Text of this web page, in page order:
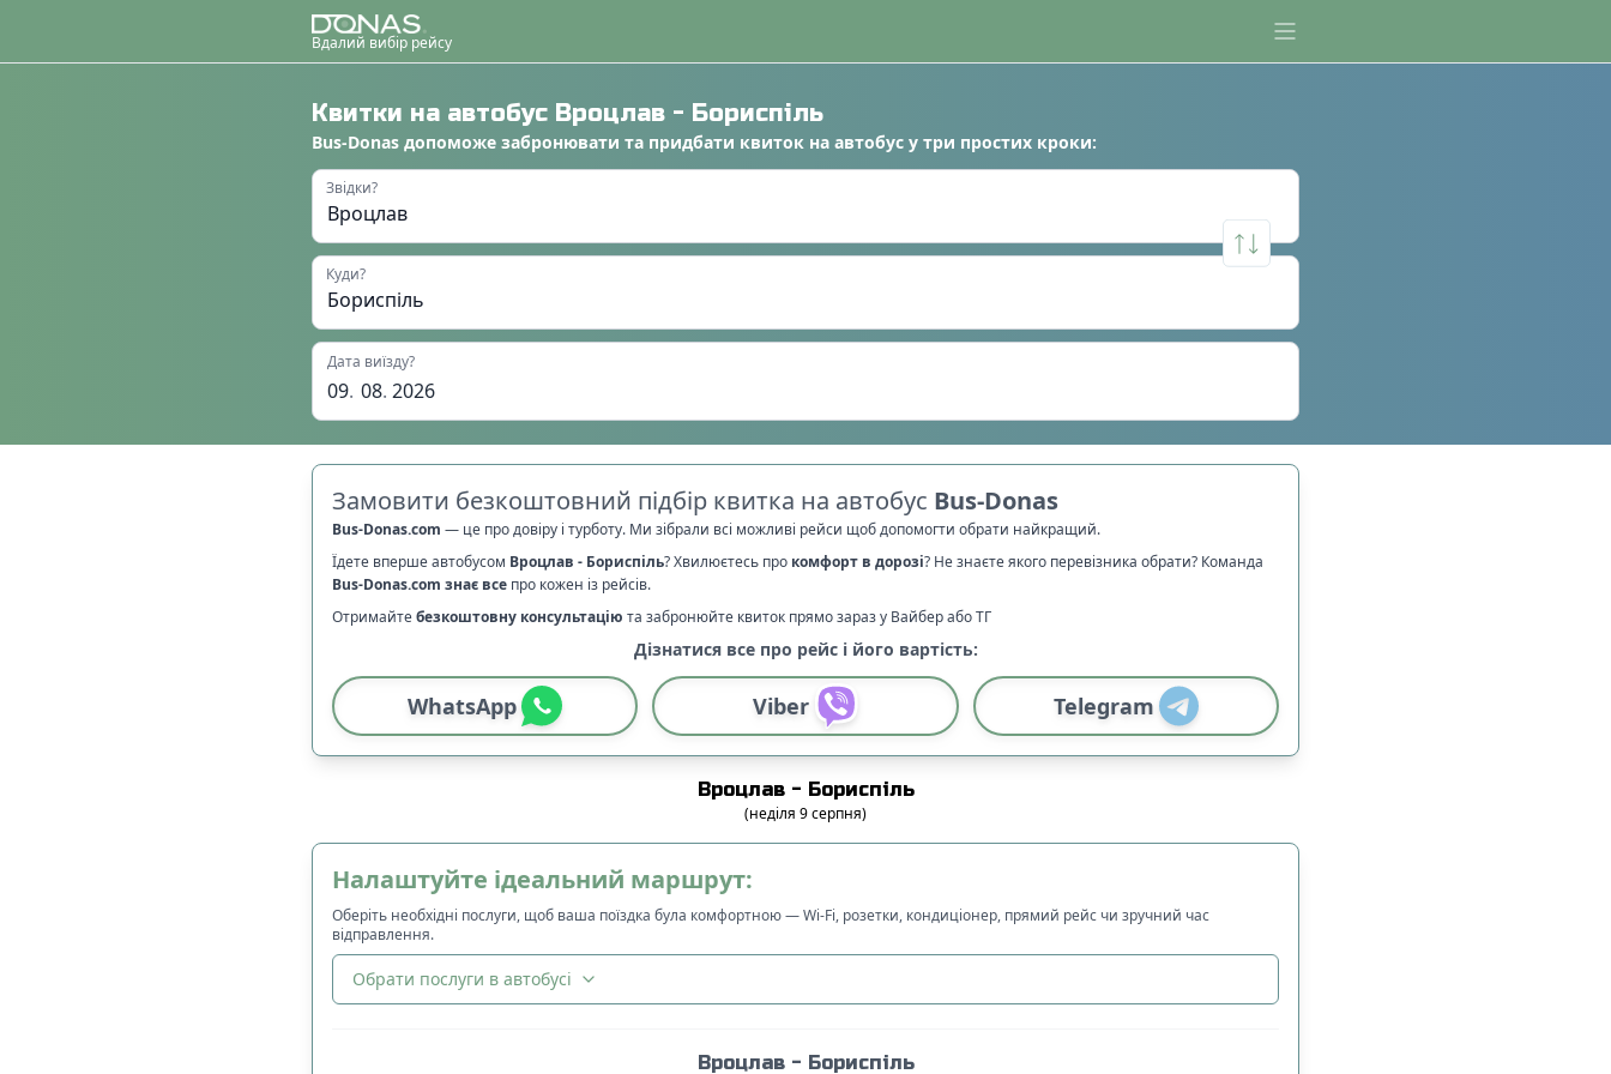
Вдалий вибір рейсу
Квитки на автобус Вроцлав - Бориспіль
Bus-Donas допоможе забронювати та придбати квиток на автобус у три простих кроки:
Звідки?
Куди?
Дата виїзду?
09. 08. 2026
Замовити безкоштовний підбір квитка на автобус Bus-Donas
Bus-Donas.com — це про довіру і турботу. Ми зібрали всі можливі рейси щоб допомогти обрати найкращий.
Їдете вперше автобусом Вроцлав - Бориспіль? Хвилюєтесь про комфорт в дорозі? Не знаєте якого перевізника обрати? Команда
Bus-Donas.com знає все про кожен із рейсів.
Отримайтебезкоштовну консультацію та забронюйте квиток прямо зараз у Вайбер або ТГ
Дізнатися все про рейс і його вартість:
WhatsApp Viber Telegram
Вроцлав - Бориспіль
(неділя 9серпня)
Налаштуйте ідеальний маршрут:
Оберіть необхідні послуги, щоб ваша поїздка була комфортною — Wi-Fi, розетки, кондиціонер, прямий рейс чи зручний час
відправлення.
Обрати послуги в автобусі
Вроцлав - Бориспіль